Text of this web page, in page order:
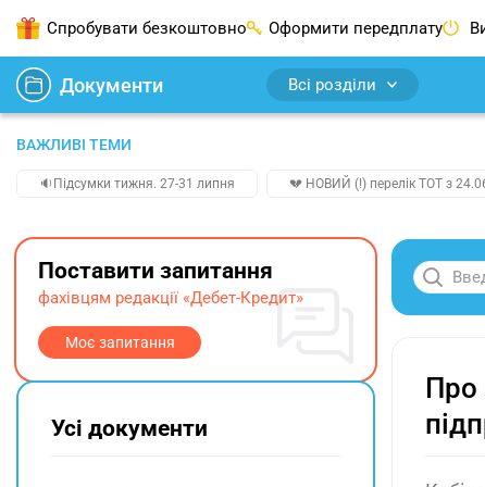
Спробувати безкоштовно Оформити передплату
Документи Всі розділи
ВАЖЛИВІ ТЕМИ
🔉Підсумки тижня. 27-31 липня 💔 НОВИЙ (!) перелік ТОТ з
Про
Поставити запитання
фахівцям редакції «Дебет-Кредит»
Моє запитання
Усі документи